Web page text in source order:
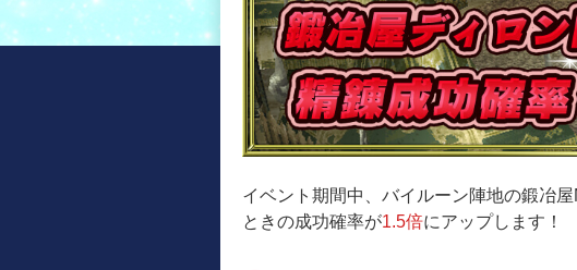
イベント期間中、バイルーン陣地の鍛冶
ときの成功確率が1.5倍にアップします！